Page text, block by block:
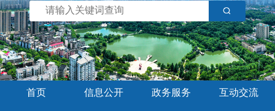
首页 信息公开 政务服务 互动交流